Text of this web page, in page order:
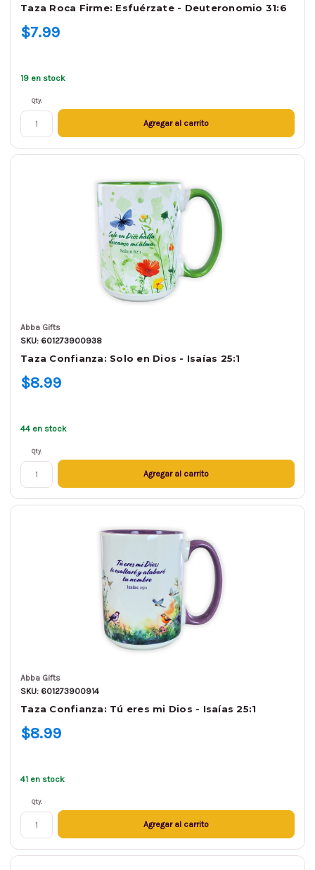
Taza Roca Firme: Esfuérzate - Deuteronomio 31:6
$7.99
19 en stock
Qty.
Agregar al carrito
Abba Gifts
SKU: 601273900938
Taza Confianza: Solo en Dios - Isaías 25:1
$8.99
44 en stock
Qty.
Agregar al carrito
Abba Gifts
SKU: 601273900914
Taza Confianza: Tú eres mi Dios - Isaías 25:1
$8.99
41 en stock
Qty.
Agregar al carrito